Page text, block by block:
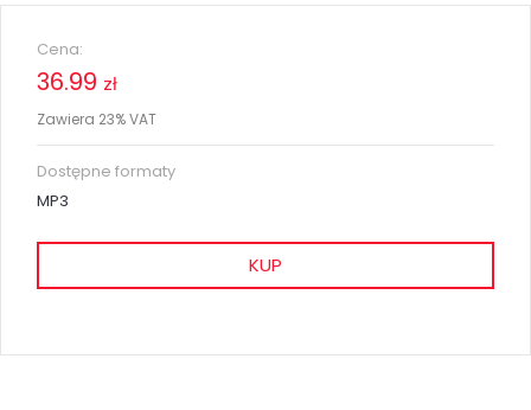
Cena:
36.99 zł
Zawiera 23% VAT
Dostępne formaty
MP3
KUP